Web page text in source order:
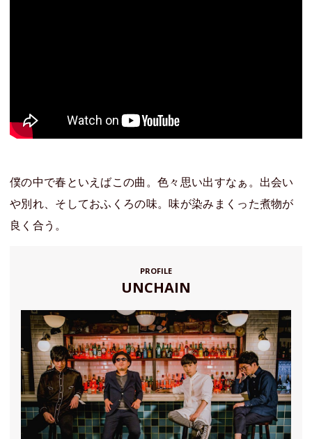
僕の中で春といえばこの曲。色々思い出すなぁ。出会い
や別れ、そしておふくろの味。味が染みまくった煮物が
良く合う。
PROFILE
UNCHAIN